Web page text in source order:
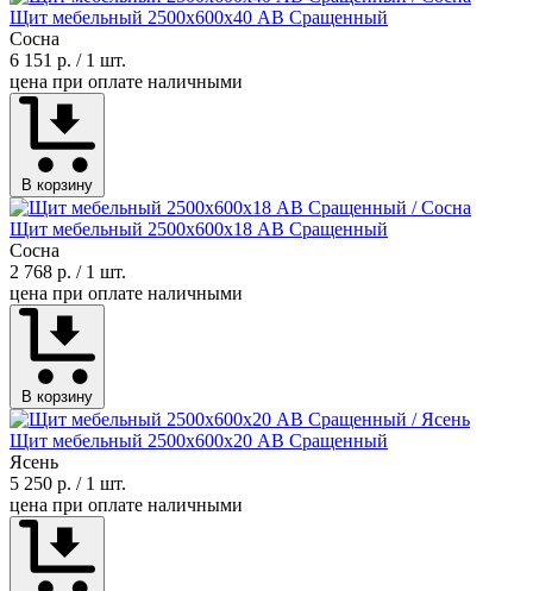
Щит мебельный 2500х600х40 АВ Сращенный
Сосна
6 151 р. / 1 шт.
цена при оплате наличными
В корзину
Щит мебельный 2500х600х18 АВ Сращенный
Сосна
2 768 р. / 1 шт.
цена при оплате наличными
В корзину
Щит мебельный 2500х600х20 АВ Сращенный
Ясень
5 250 р. / 1 шт.
цена при оплате наличными